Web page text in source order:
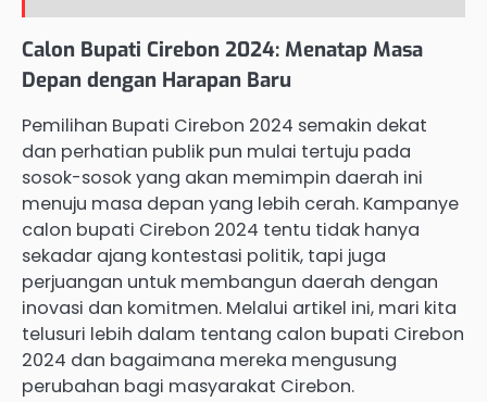
Calon Bupati Cirebon 2024: Menatap Masa
Depan dengan Harapan Baru
Pemilihan Bupati Cirebon 2024 semakin dekat
dan perhatian publik pun mulai tertuju pada
sosok-sosok yang akan memimpin daerah ini
menuju masa depan yang lebih cerah. Kampanye
calon bupati Cirebon 2024 tentu tidak hanya
sekadar ajang kontestasi politik, tapi juga
perjuangan untuk membangun daerah dengan
inovasi dan komitmen. Melalui artikel ini, mari kita
telusuri lebih dalam tentang calon bupati Cirebon
2024 dan bagaimana mereka mengusung
perubahan bagi masyarakat Cirebon.